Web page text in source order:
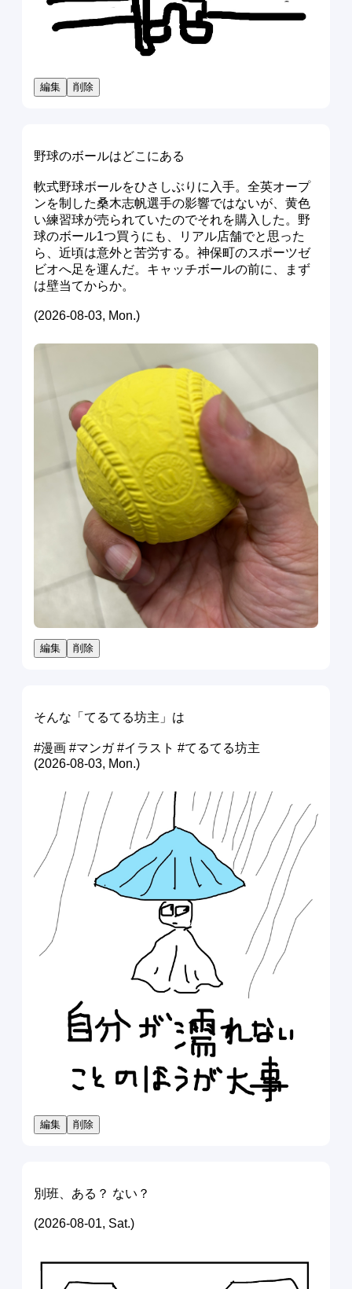
編集 削除
野球のボールはどこにある
軟式野球ボールをひさしぶりに入手。全英オープ
ンを制した桑木志帆選手の影響ではないが、黄色
い練習球が売られていたのでそれを購入した。野
球のボール1つ買うにも、リアル店舗でと思った
ら、近頃は意外と苦労する。神保町のスポーツゼ
ビオへ足を運んだ。キャッチボールの前に、まず
は壁当てからか。
(2026-08-03, Mon.)
編集 削除
そんな「てるてる坊主」は
#漫画 #マンガ #イラスト #てるてる坊主
(2026-08-03, Mon.)
編集 削除
別班、ある？ ない？
(2026-08-01, Sat.)